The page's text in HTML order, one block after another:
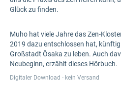
Glück zu finden.
Muho hat viele Jahre das Zen-
2019 dazu entschlossen hat,
Großstadt Ôsaka zu leben. Auch
Neubeginn, erzählt dieses Hörbuch.
Digitaler Download - kein Versand